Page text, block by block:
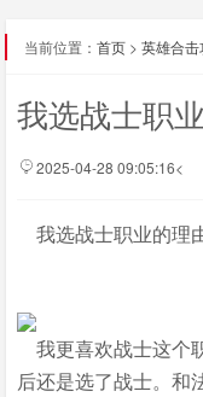
当前位置： 首页 > 英雄合击
我选战士职
2025-04-28 09:05:16<
我选战士职业的理
我更喜欢战士这个
后还是选了战士。和